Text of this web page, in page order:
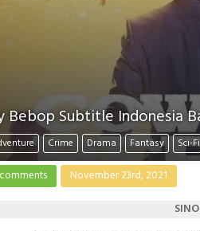
Bebop Subtitle Indonesia
Crime Drama Fantasy Sci-Fi
November 23rd, 2021